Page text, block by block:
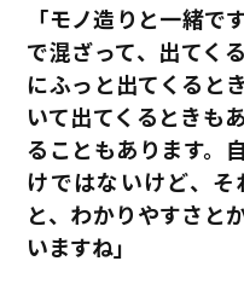
「モノ造りと一緒で
で混ざって、出てく
にふっと出てくると
いて出てくるときも
ることもあります。
けではないけど、
と、わかりやすさと
いますね」